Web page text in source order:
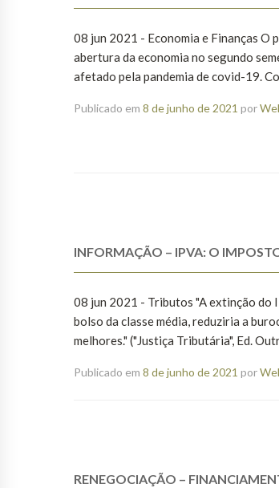
08 jun 2021 - Economia e Finanças O
abertura da economia no segundo
afetado pela pandemia de covid-19.
Publicado em 8 de junho de 2021 por
INFORMAÇÃO – IPVA: O
08 jun 2021 - Tributos "A extinção do
bolso da classe média, reduziria a
melhores." ("Justiça Tributária", Ed.
Publicado em 8 de junho de 2021 por
RENEGOCIAÇÃO –